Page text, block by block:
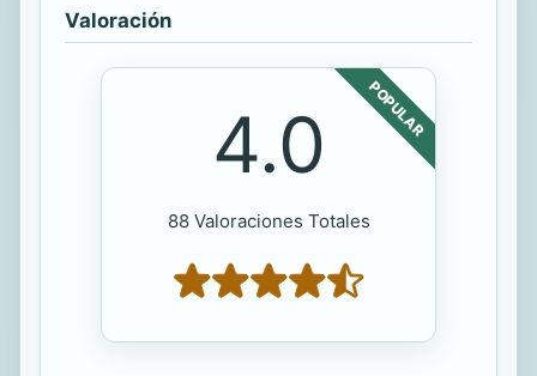
Valoración
POPULAR
4.0
88 Valoraciones Totales